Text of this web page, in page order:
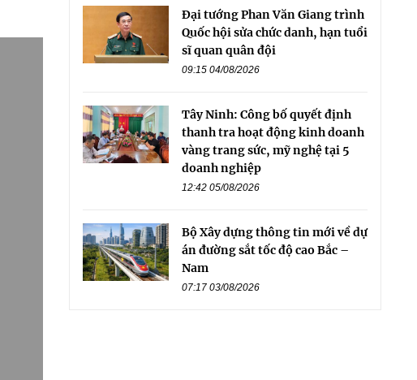
Đại tướng Phan Văn Giang trình
Quốc hội sửa chức danh, hạn tuổi
sĩ quan quân đội
09:15 04/08/2026
Tây Ninh: Công bố quyết định
thanh tra hoạt động kinh doanh
vàng trang sức, mỹ nghệ tại 5
doanh nghiệp
12:42 05/08/2026
Bộ Xây dựng thông tin mới về dự
án đường sắt tốc độ cao Bắc –
Nam
07:17 03/08/2026